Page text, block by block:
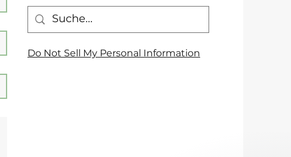
Do Not Sell My Personal Information